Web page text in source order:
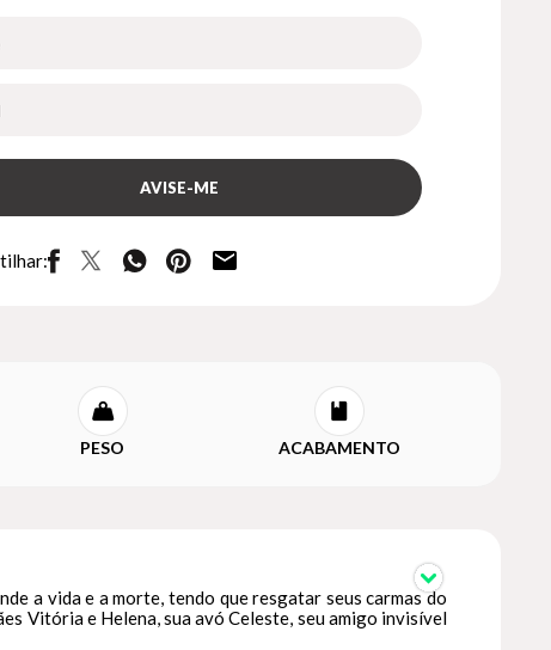
PESO ACABAMENTO
a vida e a morte, tendo que resgatar seus carmas do
Vitória e Helena, sua avó Celeste, seu amigo invisível